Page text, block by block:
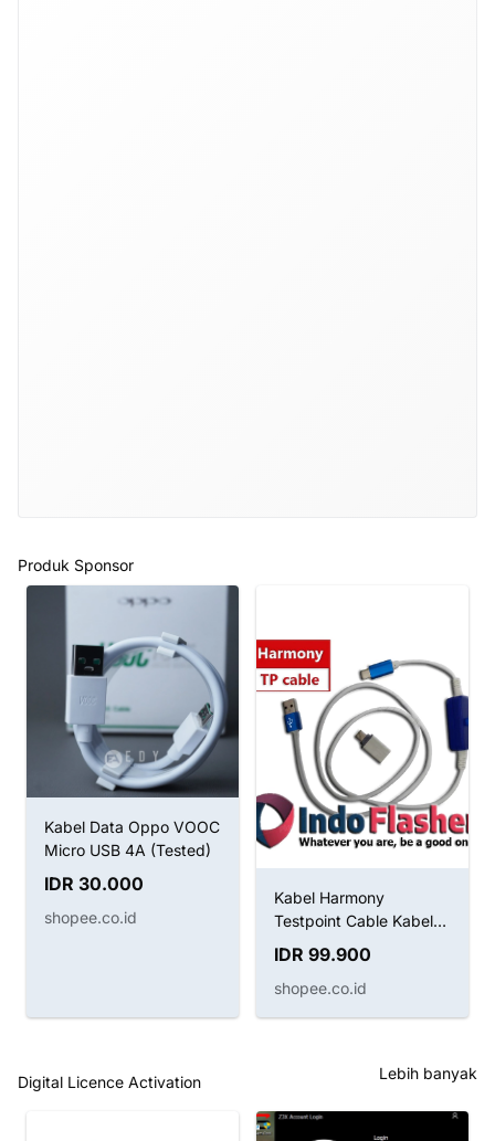
Produk Sponsor
Kabel Data Oppo VOOC
Micro USB 4A (Tested)
IDR 30.000
shopee.co.id
Kabel Harmony
Testpoint Cable Kabel
Boot Huawei
IDR 99.900
shopee.co.id
Digital Licence Activation Lebih banyak